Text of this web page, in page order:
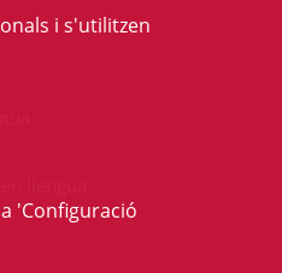
i s'utilitzen
'Configuració